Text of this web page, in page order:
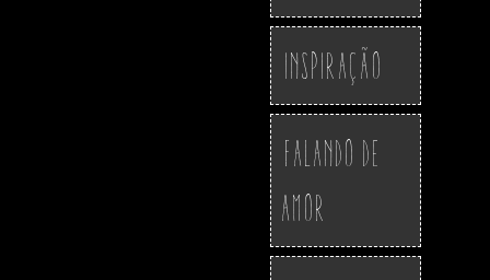
Inspiração
Falando de
Amor